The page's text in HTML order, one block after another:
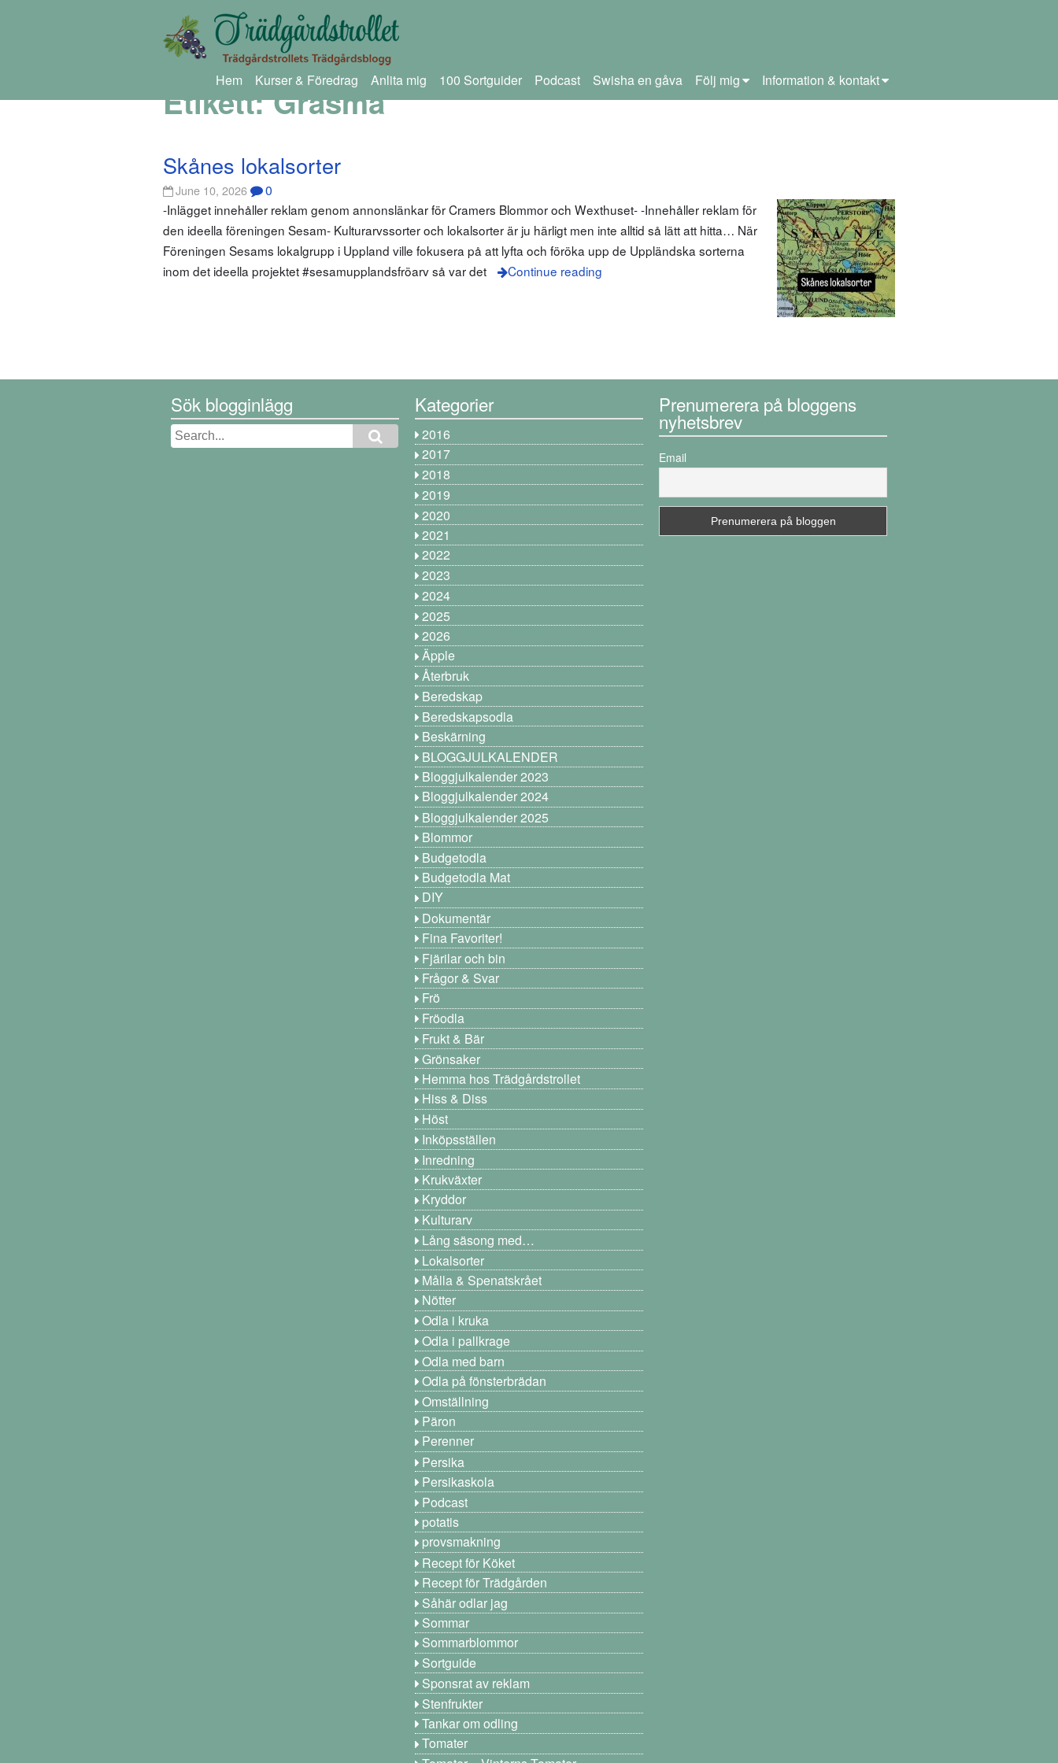
Hem Kurser & Föredrag Anlita mig 100 Sortguider Podcast Swisha en gåva Följ mig Information & kontakt
Etikett:Gräsma
Skånes lokalsorter
June 10, 2026 0
-Inlägget innehåller reklam genom annonslänkar för Cramers Blommor och Wexthuset- -Innehåller reklam för
den ideella föreningen Sesam- Kulturarvssorter och lokalsorter är ju härligt men inte alltid så lätt att hitta… När
Föreningen Sesams lokalgrupp i Uppland ville fokusera på att lyfta och föröka upp de Uppländska sorterna
inom det ideella projektet #sesamupplandsfröarv så var det
Continue reading
Sök blogginlägg Kategorier
2016
2017
2018
2019
2020
2021
2022
2023
2024
2025
2026
Äpple
Återbruk
Beredskap
Beredskapsodla
Beskärning
BLOGGJULKALENDER
Bloggjulkalender 2023
Bloggjulkalender 2024
Bloggjulkalender 2025
Blommor
Budgetodla
Budgetodla Mat
DIY
Dokumentär
Fina Favoriter!
Fjärilar och bin
Frågor & Svar
Frö
Fröodla
Frukt & Bär
Grönsaker
Hemma hos Trädgårdstrollet
Hiss & Diss
Höst
Inköpsställen
Inredning
Krukväxter
Kryddor
Kulturarv
Lång säsong med…
Lokalsorter
Målla & Spenatskrået
Nötter
Odla i kruka
Odla i pallkrage
Odla med barn
Odla på fönsterbrädan
Omställning
Päron
Perenner
Persika
Persikaskola
Podcast
potatis
provsmakning
Recept för Köket
Recept för Trädgården
Såhär odlar jag
Sommar
Sommarblommor
Sortguide
Sponsrat av reklam
Stenfrukter
Tankar om odling
Tomater
Prenumerera på bloggens
nyhetsbrev
Email